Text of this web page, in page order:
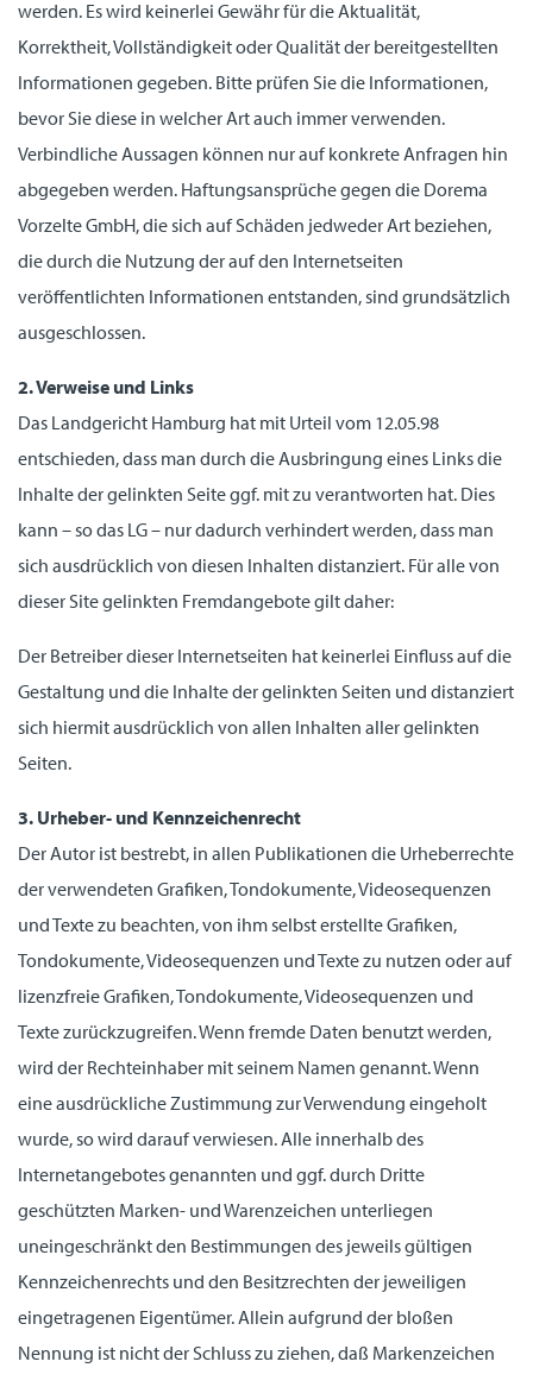
werden. Es wird keinerlei Gewähr für die Aktualität,
Korrektheit, Vollständigkeit oder Qualität der bereitgestellten
Informationen gegeben. Bitte prüfen Sie die Informationen,
bevor Sie diese in welcher Art auch immer verwenden.
Verbindliche Aussagen können nur auf konkrete Anfragen hin
abgegeben werden. Haftungsansprüche gegen die Dorema
Vorzelte GmbH, die sich auf Schäden jedweder Art beziehen,
die durch die Nutzung der auf den Internetseiten
veröffentlichten Informationen entstanden, sind grundsätzlich
ausgeschlossen.
2. Verweise und Links
Das Landgericht Hamburg hat mit Urteil vom 12.05.98
entschieden, dass man durch die Ausbringung eines Links die
Inhalte der gelinkten Seite ggf. mit zu verantworten hat. Dies
kann – so das LG – nur dadurch verhindert werden, dass man
sich ausdrücklich von diesen Inhalten distanziert. Für alle von
dieser Site gelinkten Fremdangebote gilt daher:
Der Betreiber dieser Internetseiten hat keinerlei Einfluss auf die
Gestaltung und die Inhalte der gelinkten Seiten und distanziert
sich hiermit ausdrücklich von allen Inhalten aller gelinkten
Seiten.
3. Urheber- und Kennzeichenrecht
Der Autor ist bestrebt, in allen Publikationen die Urheberrechte
der verwendeten Grafiken, Tondokumente, Videosequenzen
und Texte zu beachten, von ihm selbst erstellte Grafiken,
Tondokumente, Videosequenzen und Texte zu nutzen oder auf
lizenzfreie Grafiken, Tondokumente, Videosequenzen und
Texte zurückzugreifen. Wenn fremde Daten benutzt werden,
wird der Rechteinhaber mit seinem Namen genannt. Wenn
eine ausdrückliche Zustimmung zur Verwendung eingeholt
wurde, so wird darauf verwiesen. Alle innerhalb des
Internetangebotes genannten und ggf. durch Dritte
geschützten Marken- und Warenzeichen unterliegen
uneingeschränkt den Bestimmungen des jeweils gültigen
Kennzeichenrechts und den Besitzrechten der jeweiligen
eingetragenen Eigentümer. Allein aufgrund der bloßen
Nennung ist nicht der Schluss zu ziehen, daß Markenzeichen